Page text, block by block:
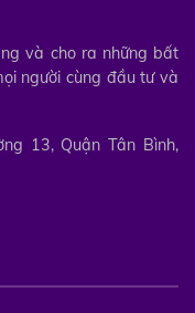
và cho ra những bất
người cùng đầu tư và
13, Quận Tân Bình,